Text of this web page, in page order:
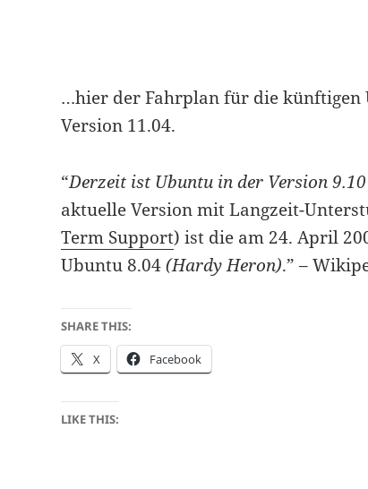
…hier der Fahrplan für die künftigen
Version 11.04.
“Derzeit ist Ubuntu in der Version 9.10
aktuelle Version mit Langzeit-
Term Support) ist die am 24. April
Ubuntu 8.04(Hardy Heron).” –
SHARE THIS:
X Facebook
LIKE THIS: